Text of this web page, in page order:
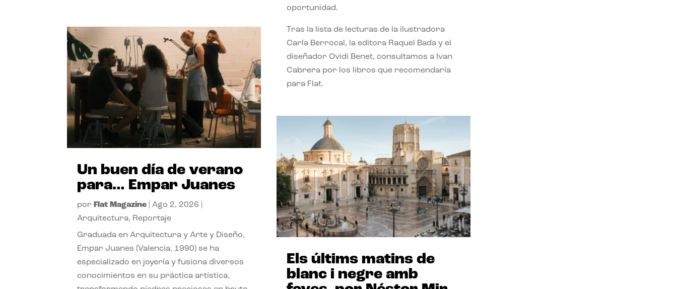
Un buen día de verano
para… Empar Juanes
por Flat Magazine |Ago 2, 2026
Arquitectura, Reportaje
Graduada en Arquitectura y Arte y Diseño,
Empar Juanes (Valencia, 1990) se ha
especializado en joyería y fusiona diversos
conocimientos en su práctica artística,
oportunidad.
Tras la lista de lecturas de la ilustradora
Carla Berrocal, la editora Raquel Bada y el
diseñador Ovidi Benet, consultamos a Ivan
Cabrera por los libros que recomendaría
para Flat.
Els últims matins de
blanc i negre amb